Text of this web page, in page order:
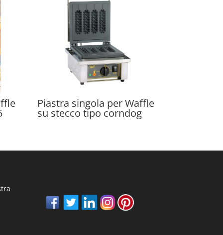
Piastra singola per Waffle
su stecco tipo corndog